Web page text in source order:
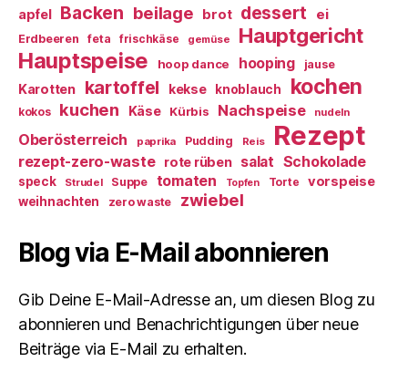
apfel Backen beilage brot dessert ei
Erdbeeren feta frischkäse gemüse Hauptgericht
Hauptspeise hoop dance hooping jause
Karotten kartoffel kekse knoblauch kochen
kokos kuchen Käse Kürbis Nachspeise nudeln
Oberösterreich paprika Pudding Reis Rezept
rezept-zero-waste rote rüben salat Schokolade
speck Strudel Suppe tomaten Topfen Torte vorspeise
weihnachten zero waste zwiebel
Blog via E-Mail abonnieren
Gib Deine E-Mail-Adresse an, um diesen Blog zu
abonnieren und Benachrichtigungen über neue
Beiträge via E-Mail zu erhalten.